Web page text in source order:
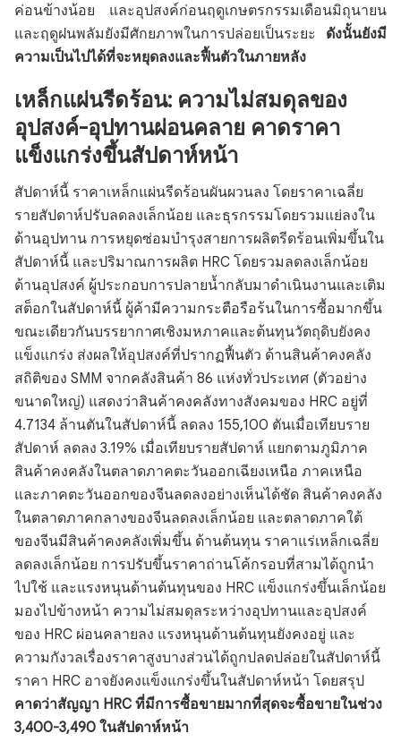
ค่อนข้างน้อย และอุปสงค์ก่อนฤดูเกษตรกรรมเดือนมิถุนายน
และฤดูฝนพลัมยังมีศักยภาพในการปล่อยเป็นระยะ ดังนั้นยังมี
ความเป็นไปได้ที่จะหยุดลงและฟื้นตัวในภายหลัง
เหล็กแผ่นรีดร้อน: ความไม่สมดุลของ
อุปสงค์-อุปทานผ่อนคลาย คาดราคา
แข็งแกร่งขึ้นสัปดาห์หน้า
สัปดาห์นี้ ราคาเหล็กแผ่นรีดร้อนผันผวนลง โดยราคาเฉลี่ย
รายสัปดาห์ปรับลดลงเล็กน้อย และธุรกรรมโดยรวมแย่ลงใน
ด้านอุปทาน การหยุดซ่อมบำรุงสายการผลิตรีดร้อนเพิ่มขึ้นใน
สัปดาห์นี้ และปริมาณการผลิต HRC โดยรวมลดลงเล็กน้อย
ด้านอุปสงค์ ผู้ประกอบการปลายน้ำกลับมาดำเนินงานและเติม
สต็อกในสัปดาห์นี้ ผู้ค้ามีความกระตือรือร้นในการซื้อมากขึ้น
ขณะเดียวกันบรรยากาศเชิงมหภาคและต้นทุนวัตถุดิบยังคง
แข็งแกร่ง ส่งผลให้อุปสงค์ที่ปรากฏฟื้นตัว ด้านสินค้าคงคลัง
สถิติของ SMM จากคลังสินค้า 86 แห่งทั่วประเทศ (ตัวอย่าง
ขนาดใหญ่) แสดงว่าสินค้าคงคลังทางสังคมของ HRC อยู่ที่
4.7134 ล้านตันในสัปดาห์นี้ ลดลง 155,100 ตันเมื่อเทียบราย
สัปดาห์ ลดลง 3.19% เมื่อเทียบรายสัปดาห์ แยกตามภูมิภาค
สินค้าคงคลังในตลาดภาคตะวันออกเฉียงเหนือ ภาคเหนือ
และภาคตะวันออกของจีนลดลงอย่างเห็นได้ชัด สินค้าคงคลัง
ในตลาดภาคกลางของจีนลดลงเล็กน้อย และตลาดภาคใต้
ของจีนมีสินค้าคงคลังเพิ่มขึ้น ด้านต้นทุน ราคาแร่เหล็กเฉลี่ย
ลดลงเล็กน้อย การปรับขึ้นราคาถ่านโค้กรอบที่สามได้ถูกนำ
ไปใช้ และแรงหนุนด้านต้นทุนของ HRC แข็งแกร่งขึ้นเล็กน้อย
มองไปข้างหน้า ความไม่สมดุลระหว่างอุปทานและอุปสงค์
ของ HRC ผ่อนคลายลง แรงหนุนด้านต้นทุนยังคงอยู่ และ
ความกังวลเรื่องราคาสูงบางส่วนได้ถูกปลดปล่อยในสัปดาห์นี้
ราคา HRC อาจยังคงแข็งแกร่งขึ้นในสัปดาห์หน้า โดยสรุป
คาดว่าสัญญา HRC ที่มีการซื้อขายมากที่สุดจะซื้อขายในช่วง
3,400-3,490 ในสัปดาห์หน้า